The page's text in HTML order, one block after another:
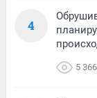
4
5 366